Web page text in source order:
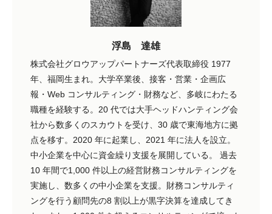
浮島 達雄
株式会社グロウアップパートナーズ代表取締役 1977
年、福岡生まれ。大学卒業後、接客・営業・企画広
報・Web コンサルティング・財務など、多岐にわたる
職種を経験する。20 代では大手ヘッドハンティング会
社から数多くのスカウトを受け、30 歳で東海地方に拠
点を移す。2020 年に起業し、2021 年に法人を設立。
中小企業を中心に資金繰り支援を展開している。 過去
10 年間で1,000 件以上の経営財務コンサルティングを
実施し、数多くの中小企業を支援。財務コンサルティ
ングを行う顧問先の8 割以上が黒字決算を達成してき